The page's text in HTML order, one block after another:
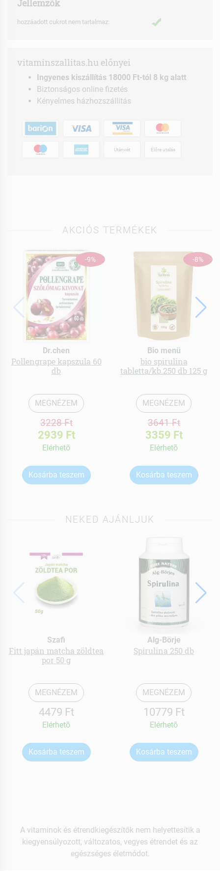
Jellemzők
hozzáadott cukrot nem tartalmaz:
vitaminszallitas.hu előnyei
Ingyenes kiszállítás 18000 Ft-tól 8 kg alatt
Biztonságos online fizetés
Kényelmes házhozszállítás
Utánvét Előre utalás
AKCIÓS TERMÉKEK
-9%
Dr.chen
Pollengrape kapszula 60
db
MEGNÉZEM
3228 Ft
2939 Ft
Elérhetõ
Kosárba teszem
-8%
Bio menü
bio spirulina
tabletta/kb.250 db 125 g
MEGNÉZEM
3641 Ft
3359 Ft
Elérhetõ
Kosárba teszem
NEKED AJÁNLJUK
Szafi
Fitt japán matcha zöldtea
por 50 g
MEGNÉZEM
4479 Ft
Elérhetõ
Kosárba teszem
Alg-Börje
Spirulina 250 db
MEGNÉZEM
10779 Ft
Elérhetõ
Kosárba teszem
A vitaminok és étrendkiegészítők nem helyettesítik a
kiegyensúlyozott, változatos, vegyes étrendet és az
egészséges életmódot.